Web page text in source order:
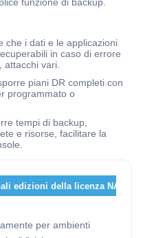
che i dati e le applicazioni
in caso di errore
attacchi vari.
piani DR completi con
programmato o
tempi di backup,
e risorse, facilitare la
edizioni della licenza NAKIVO:
per ambienti